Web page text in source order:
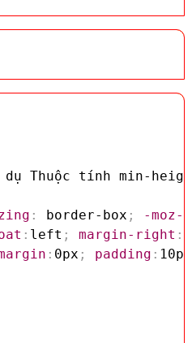
Thuộc tính min-
: border-box ;
-moz-
: left ; margin-right :
: 0px ; padding : 10px